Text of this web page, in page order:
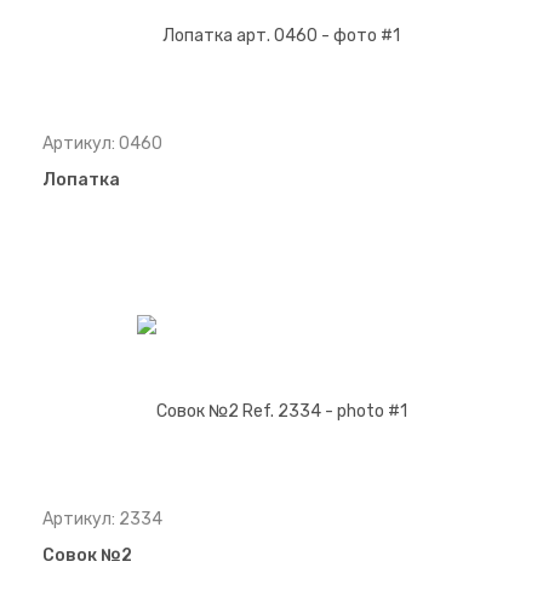
Артикул: 0460
Лопатка
Артикул: 2334
Совок №2